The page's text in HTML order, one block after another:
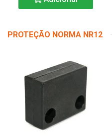
PROTEÇÃO NORMA NR12